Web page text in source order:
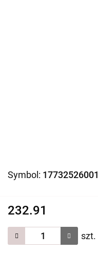
Symbol: 17732526001
232.91
szt.